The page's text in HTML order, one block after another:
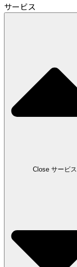
サービス
Close サービス